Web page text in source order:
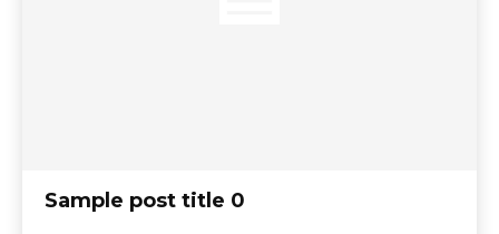
Sample post title 0